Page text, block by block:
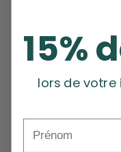
15%
lors de